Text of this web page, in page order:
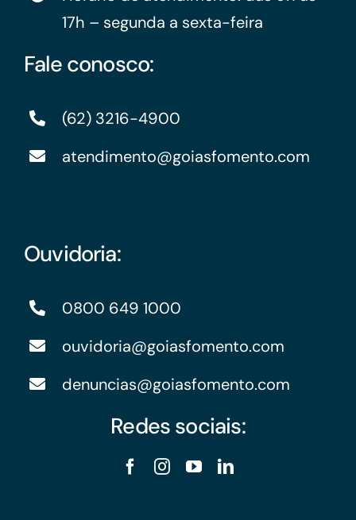
17h – segunda a sexta-feira
Fale conosco:
(62) 3216-4900
atendimento@goiasfomento.com
Ouvidoria:
0800 649 1000
ouvidoria@goiasfomento.com
denuncias@goiasfomento.com
Redes sociais: